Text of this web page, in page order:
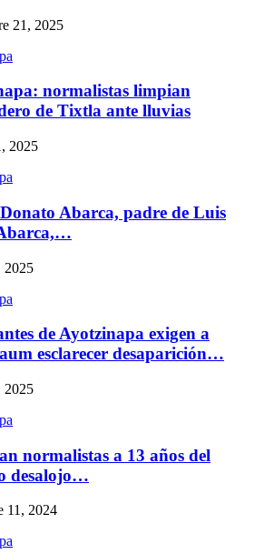
21, 2025
normalistas limpian
de Tixtla ante lluvias
2025
Abarca, padre de Luis
2025
de Ayotzinapa exigen a
esclarecer desaparición…
2025
normalistas a 13 años del
desalojo…
11, 2024